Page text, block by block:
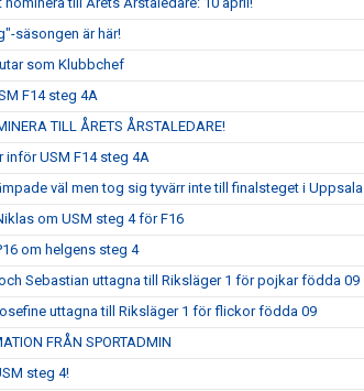
säsongen är här!
som Klubbchef
F14 steg 4A
TILL ÅRETS ÅRSTALEDARE!
inför USM F14 steg 4A
väl men tog sig tyvärr inte till finalsteget i Uppsala
om USM steg 4 för F16
om helgens steg 4
Sebastian uttagna till Riksläger 1 för pojkar födda 09
uttagna till Riksläger 1 för flickor födda 09
FRÅN SPORTADMIN
steg 4!